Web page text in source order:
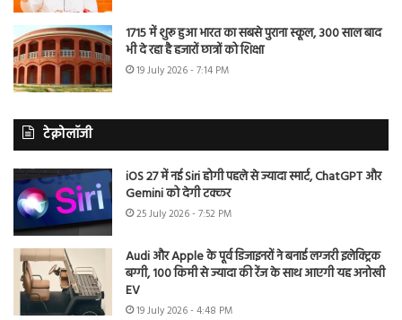
1715 में शुरू हुआ भारत का सबसे पुराना स्कूल, 300 साल बाद
भी दे रहा है हजारों छात्रों को शिक्षा
19 July 2026 - 7:14 PM
टेक्नोलॉजी
iOS 27 में नई Siri होगी पहले से ज्यादा स्मार्ट, ChatGPT और
Gemini को देगी टक्कर
25 July 2026 - 7:52 PM
Audi और Apple के पूर्व डिजाइनरों ने बनाई लग्जरी इलेक्ट्रिक
बग्गी, 100 किमी से ज्यादा की रेंज के साथ आएगी यह अनोखी
EV
19 July 2026 - 4:48 PM